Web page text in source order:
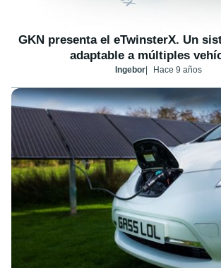
GKN presenta el eTwinsterX. Un
adaptable a múltiples
Ingebor Hace 9 años